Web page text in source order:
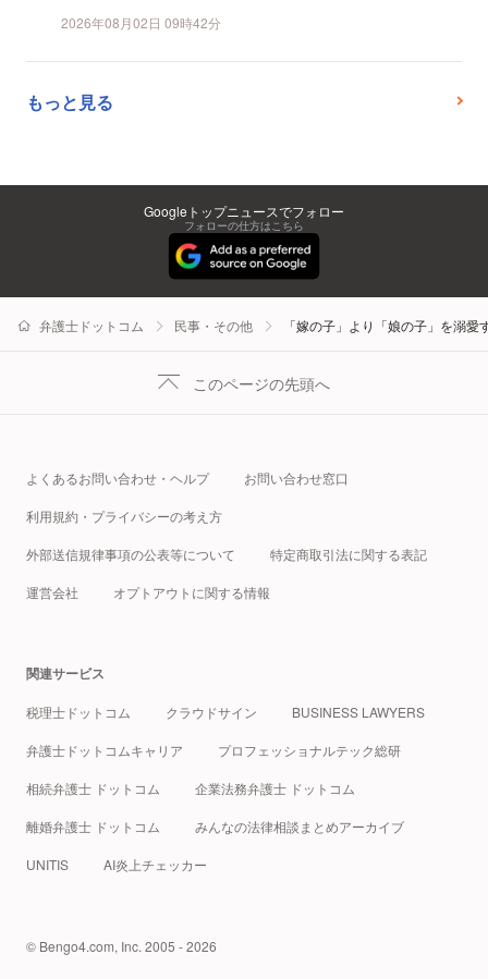
2026年08月02日 09時42分
もっと見る
Googleトップニュースでフォロー
フォローの仕方はこちら
弁護士ドットコム 民事・その他 「嫁の子」より「娘の子」を溺
このページの先頭へ
よくあるお問い合わせ・ヘルプ お問い合わせ窓口
利用規約・プライバシーの考え方
外部送信規律事項の公表等について 特定商取引法に関する表記
運営会社 オプトアウトに関する情報
関連サービス
税理士ドットコム クラウドサイン BUSINESS LAWYERS
弁護士ドットコムキャリア プロフェッショナルテック総研
相続弁護士 ドットコム 企業法務弁護士 ドットコム
離婚弁護士 ドットコム みんなの法律相談まとめアーカイブ
UNITIS AI炎上チェッカー
© Bengo4.com, Inc. 2005 - 2026